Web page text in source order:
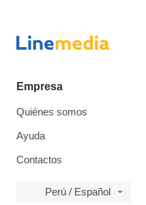
Empresa
Quiénes somos
Ayuda
Contactos
Perú / Español